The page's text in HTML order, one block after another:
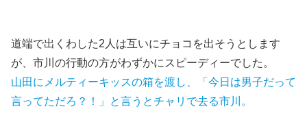
道端で出くわした2人は互いにチョコを出そうとします
が、市川の行動の方がわずかにスピーディーでした。
山田にメルティーキッスの箱を渡し、「今日は男子だって
言ってただろ？！」と言うとチャリで去る市川。